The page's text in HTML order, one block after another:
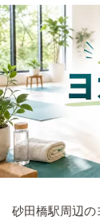
砂田橋駅周辺の